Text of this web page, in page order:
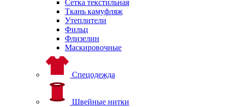
Сетка текстильная
Ткань камуфляж
Утеплители
Фильц
Флизелин
Маскировочные
Спецодежда
Швейные нитки